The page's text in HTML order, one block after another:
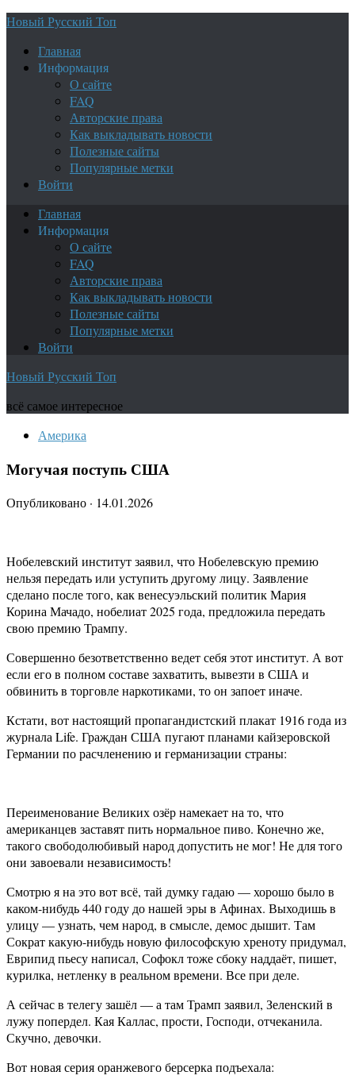
Новый Русский Топ
Главная
Информация
О сайте
FAQ
Авторские права
Как выкладывать новости
Полезные сайты
Популярные метки
Войти
Главная
Информация
О сайте
FAQ
Авторские права
Как выкладывать новости
Полезные сайты
Популярные метки
Войти
Новый Русский Топ
всё самое интересное
Америка
Могучая поступь США
Опубликовано · 14.01.2026
Нобелевский институт заявил, что Нобелевскую премию
нельзя передать или уступить другому лицу. Заявление
сделано после того, как венесуэльский политик Мария
Корина Мачадо, нобелиат 2025 года, предложила передать
свою премию Трампу.
Совершенно безответственно ведет себя этот институт. А вот
если его в полном составе захватить, вывезти в США и
обвинить в торговле наркотиками, то он запоет иначе.
Кстати, вот настоящий пропагандистский плакат 1916 года из
журнала Life. Граждан США пугают планами кайзеровской
Германии по расчленению и германизации страны:
Переименование Великих озёр намекает на то, что
американцев заставят пить нормальное пиво. Конечно же,
такого свободолюбивый народ допустить не мог! Не для того
они завоевали независимость!
Смотрю я на это вот всё, тай думку гадаю — хорошо было в
каком-нибудь 440 году до нашей эры в Афинах. Выходишь в
улицу — узнать, чем народ, в смысле, демос дышит. Там
Сократ какую-нибудь новую философскую хреноту придумал,
Еврипид пьесу написал, Софокл тоже сбоку наддаёт, пишет,
курилка, нетленку в реальном времени. Все при деле.
А сейчас в телегу зашёл — а там Трамп заявил, Зеленский в
лужу попердел. Кая Каллас, прости, Господи, отчеканила.
Скучно, девочки.
Вот новая серия оранжевого берсерка подъехала: